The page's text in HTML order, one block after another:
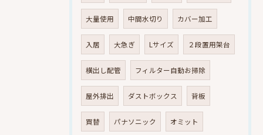
大量使用 中間水切り カバー加工
入居 大急ぎ Lサイズ ２段置用架台
横出し配管 フィルター自動お掃除
屋外排出 ダストボックス 背板
買替 パナソニック オミット